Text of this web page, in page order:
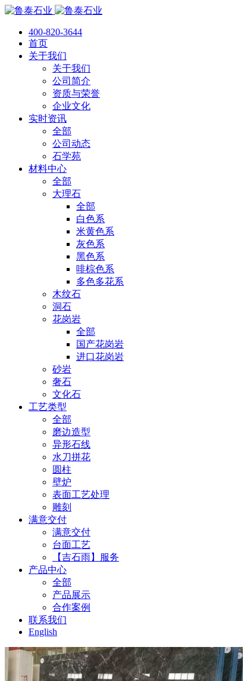
400-820-3644
首页
关于我们
关于我们
公司简介
资质与荣誉
企业文化
实时资讯
全部
公司动态
石学苑
材料中心
全部
大理石
全部
白色系
米黄色系
灰色系
黑色系
啡棕色系
多色多花系
木纹石
洞石
花岗岩
全部
国产花岗岩
进口花岗岩
砂岩
奢石
文化石
工艺类型
全部
磨边造型
异形石线
水刀拼花
圆柱
壁炉
表面工艺处理
雕刻
满意交付
满意交付
台面工艺
【吉石雨】服务
产品中心
全部
产品展示
合作案例
联系我们
English